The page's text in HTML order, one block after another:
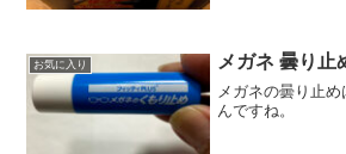
お気に入り メガネ 曇り止
メガネの曇り止
んですね。